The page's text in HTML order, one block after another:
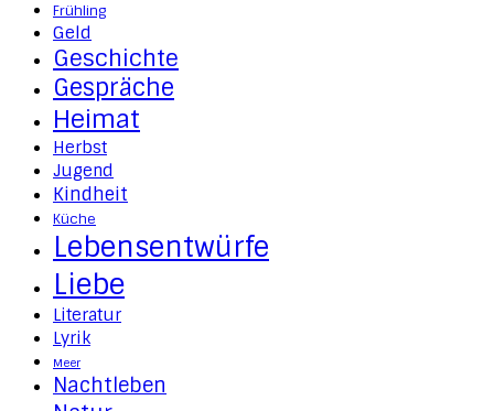
Frühling
Geld
Geschichte
Gespräche
Heimat
Herbst
Jugend
Kindheit
Küche
Lebensentwürfe
Liebe
Literatur
Lyrik
Meer
Nachtleben